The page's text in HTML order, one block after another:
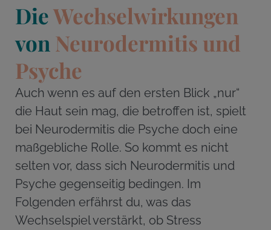
DieWechselwirkungen
von Neurodermitis und
Psyche
Auch wenn es auf den ersten Blick „nur“
die Haut sein mag, die betroffen ist, spielt
bei Neurodermitis die Psyche doch eine
maßgebliche Rolle. So kommt es nicht
selten vor, dass sich Neurodermitis und
Psyche gegenseitig bedingen. Im
Folgenden erfährst du, was das
Wechselspiel verstärkt, ob Stress